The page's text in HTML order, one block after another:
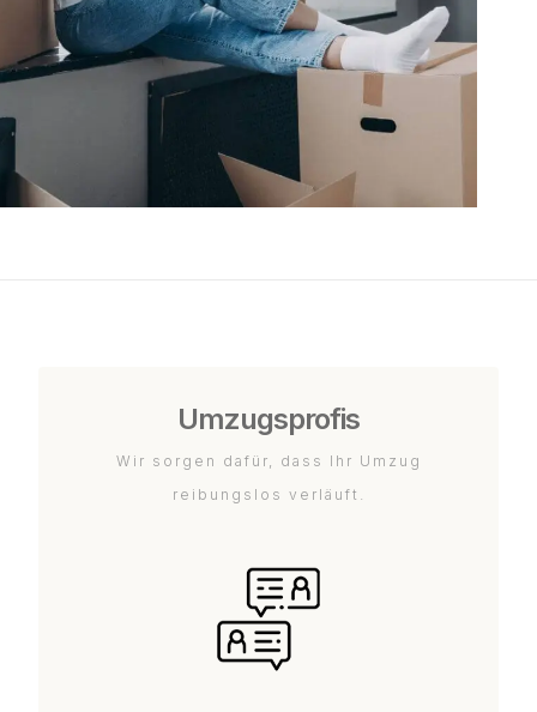
Umzugsprofis
Wir sorgen dafür, dass Ihr Umzug
reibungslos verläuft.